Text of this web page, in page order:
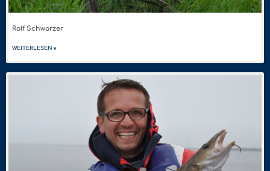
Rolf Schwarzer
WEITERLESEN »